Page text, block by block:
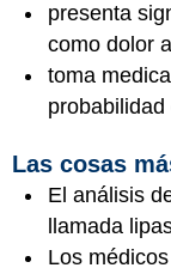
presenta
como dolor
toma
Las cosas
El análisis
llamada
Los